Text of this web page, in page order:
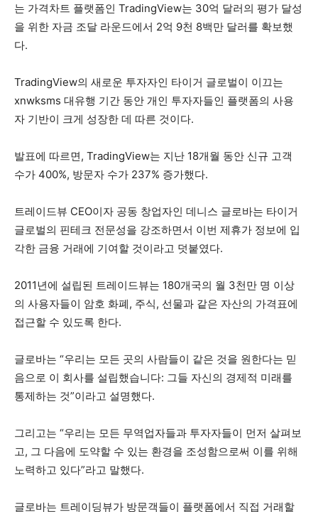
는 가격차트 플랫폼인 TradingView는 30억 달러의 평가 달성
을 위한 자금 조달 라운드에서 2억 9천 8백만 달러를 확보했
다.
TradingView의 새로운 투자자인 타이거 글로벌이 이끄는
xnwksms 대유행 기간 동안 개인 투자자들인 플랫폼의 사용
자 기반이 크게 성장한 데 따른 것이다.
발표에 따르면, TradingView는 지난 18개월 동안 신규 고객
수가 400%, 방문자 수가 237% 증가했다.
트레이드뷰 CEO이자 공동 창업자인 데니스 글로바는 타이거
글로벌의 핀테크 전문성을 강조하면서 이번 제휴가 정보에 입
각한 금융 거래에 기여할 것이라고 덧붙였다.
2011년에 설립된 트레이드뷰는 180개국의 월 3천만 명 이상
의 사용자들이 암호 화폐, 주식, 선물과 같은 자산의 가격표에
접근할 수 있도록 한다.
글로바는 “우리는 모든 곳의 사람들이 같은 것을 원한다는 믿
음으로 이 회사를 설립했습니다: 그들 자신의 경제적 미래를
통제하는 것”이라고 설명했다.
그리고는 “우리는 모든 무역업자들과 투자자들이 먼저 살펴보
고, 그 다음에 도약할 수 있는 환경을 조성함으로써 이를 위해
노력하고 있다”라고 말했다.
글로바는 트레이딩뷰가 방문객들이 플랫폼에서 직접 거래할